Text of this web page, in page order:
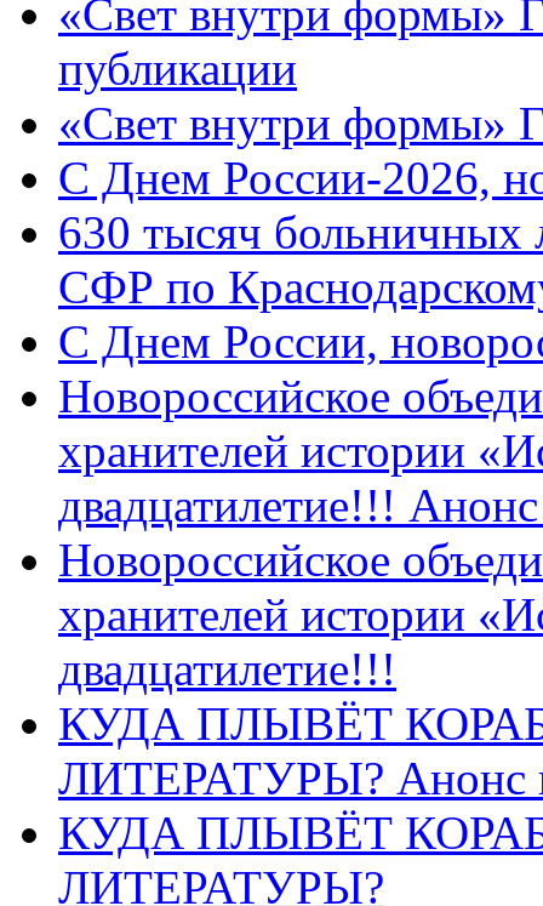
«Свет внутри формы»
публикации
«Свет внутри формы»
C Днем России-2026,
630 тысяч больничных
СФР по
C Днем России,
Новороссийское
хранителей истории
двадцатилетие!!!
Новороссийское
хранителей истории
двадцатилетие!!!
КУДА ПЛЫВЁТ
ЛИТЕРАТУРЫ? Анонс
КУДА ПЛЫВЁТ
ЛИТЕРАТУРЫ?